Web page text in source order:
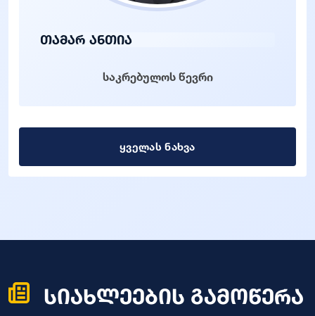
თამარ ანთია
საკრებულოს წევრი
ყველას ნახვა
სიახლეების გამოწერა